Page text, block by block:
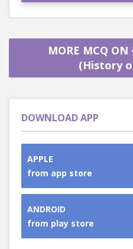
MORE MCQ
(History
DOWNLOAD APP
APPLE
from app store
ANDROID
from play store